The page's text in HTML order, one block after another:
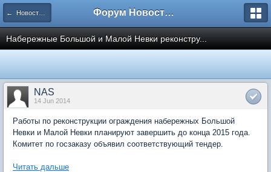
← Новости рынка недвижимости Форум Новостройки
Набережные Большой и Малой Невки реконстру...
NAS
14 Jun 2014
Работы по реконструкции ограждения набережных Большой
Невки и Малой Невки планируют завершить до конца 2015 года.
Комитет по госзаказу объявил соответствующий тендер.
Читать дальше